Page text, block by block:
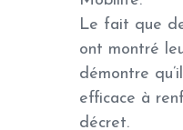
Le fait que
ont montré
démontre
efficace à
décret.